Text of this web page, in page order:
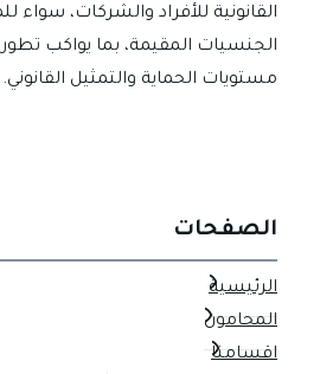
القانونية للأفراد والشركات، سواء
الجنسيات المقيمة، بما يواكب
مستويات الحماية والتمثيل القانوني.
الصفحات
الرئيسية
المحامون
اقسامنا